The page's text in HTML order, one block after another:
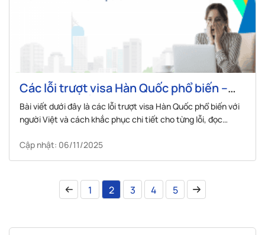
Các lỗi trượt visa Hàn Quốc phổ biến –
Giải pháp khắc phục chi tiết
Bài viết dưới đây là các lỗi trượt visa Hàn Quốc phổ biến với
người Việt và cách khắc phục chi tiết cho từng lỗi, đọc
Cập nhật: 06/11/2025
1 2 3 4 5